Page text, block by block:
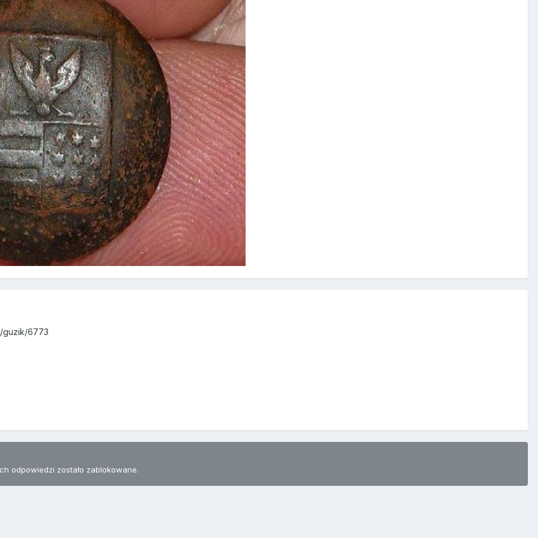
guzik/6773
odpowiedzi zostało zablokowane.